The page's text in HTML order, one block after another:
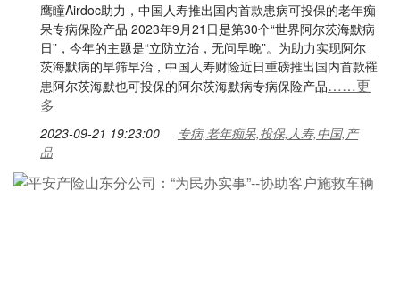
鹰瞳Airdoc助力，中国人寿推出国内首款患病可投保的老年痴
呆专病保险产品 2023年9月21日是第30个“世界阿尔茨海默病
日”，今年的主题是“立防立治，无问早晚”。为助力实现阿尔
茨海默病的早筛早治，中国人寿财险近日重磅推出国内首款罹
患阿尔茨海默也可投保的阿尔茨海默病专病保险产品……更
多
2023-09-21 19:23:00
专病,老年痴呆,投保,人寿,中国,产
品